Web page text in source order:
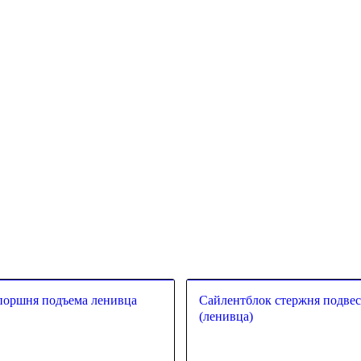
подъема ленивца
Сайлентблок стержня
(ленивца)